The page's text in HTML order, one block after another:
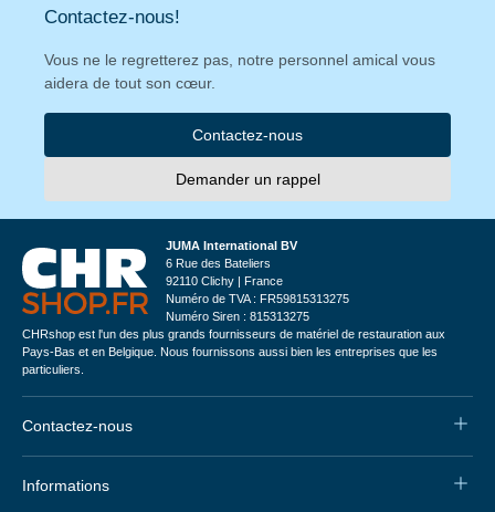
Contactez-nous!
Vous ne le regretterez pas, notre personnel amical vous
aidera de tout son cœur.
Contactez-nous
Demander un rappel
JUMA International BV
6 Rue des Bateliers
92110 Clichy | France
Numéro de TVA : FR59815313275
Numéro Siren : 815313275
CHRshop est l'un des plus grands fournisseurs de matériel de restauration aux
Pays-Bas et en Belgique. Nous fournissons aussi bien les entreprises que les
particuliers.
Contactez-nous
Informations